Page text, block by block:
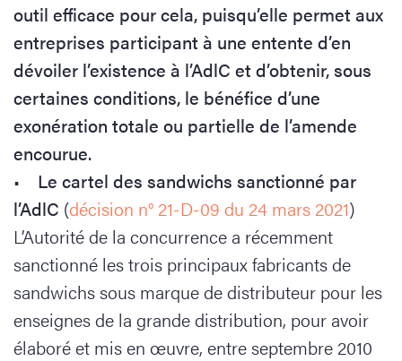
outil efficace pour cela, puisqu’elle permet aux
entreprises participant à une entente d’en
dévoiler l’existence à l’AdlC et d’obtenir, sous
certaines conditions, le bénéfice d’une
exonération totale ou partielle de l’amende
encourue.
• Le cartel des sandwichs sanctionné par
l’AdlC (décision n° 21-D-09 du 24 mars 2021)
L’Autorité de la concurrence a récemment
sanctionné les trois principaux fabricants de
sandwichs sous marque de distributeur pour les
enseignes de la grande distribution, pour avoir
élaboré et mis en œuvre, entre septembre 2010